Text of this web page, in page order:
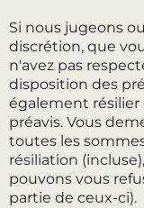
Si nous jugeons
discrétion, que
n'avez pas
disposition des
également
préavis. Vous
toutes les
résiliation
pouvons vous
partie de ceux-ci).